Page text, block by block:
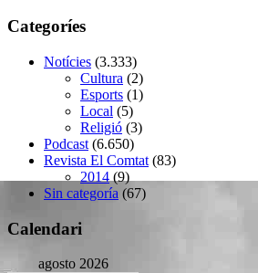
Categoríes
Notícies (3.333)
Cultura (2)
Esports (1)
Local (5)
Religió (3)
Podcast (6.650)
Revista El Comtat (83)
2014 (9)
Sin categoría (67)
Calendari
agosto 2026